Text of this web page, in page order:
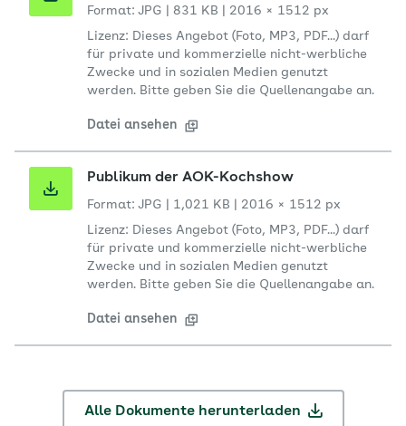
Format: JPG 831 KB
2016 × 1512 px
Lizenz: Dieses Angebot (Foto, MP3, PDF...) darf
für private und kommerzielle nicht-werbliche
Zwecke und in sozialen Medien genutzt
werden. Bitte geben Sie die Quellenangabe an.
Datei ansehen
Publikum der AOK-Kochshow
Format: JPG 1,021 KB
2016 × 1512 px
Lizenz: Dieses Angebot (Foto, MP3, PDF...) darf
für private und kommerzielle nicht-werbliche
Zwecke und in sozialen Medien genutzt
werden. Bitte geben Sie die Quellenangabe an.
Datei ansehen
Alle Dokumente herunterladen